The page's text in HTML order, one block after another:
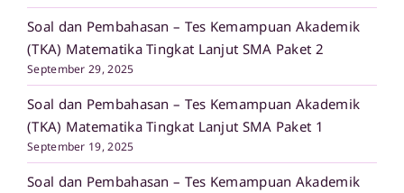
Soal dan Pembahasan – Tes Kemampuan Akademik
(TKA) Matematika Tingkat Lanjut SMA Paket 2
September 29, 2025
Soal dan Pembahasan – Tes Kemampuan Akademik
(TKA) Matematika Tingkat Lanjut SMA Paket 1
September 19, 2025
Soal dan Pembahasan – Tes Kemampuan Akademik